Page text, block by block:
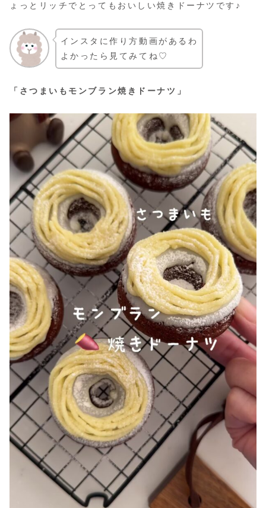
ょっとリッチでとってもおいしい焼きドーナツです♪
インスタに作り方動画があるわ
よかったら見てみてね♡
「さつまいもモンブラン焼きドーナツ」